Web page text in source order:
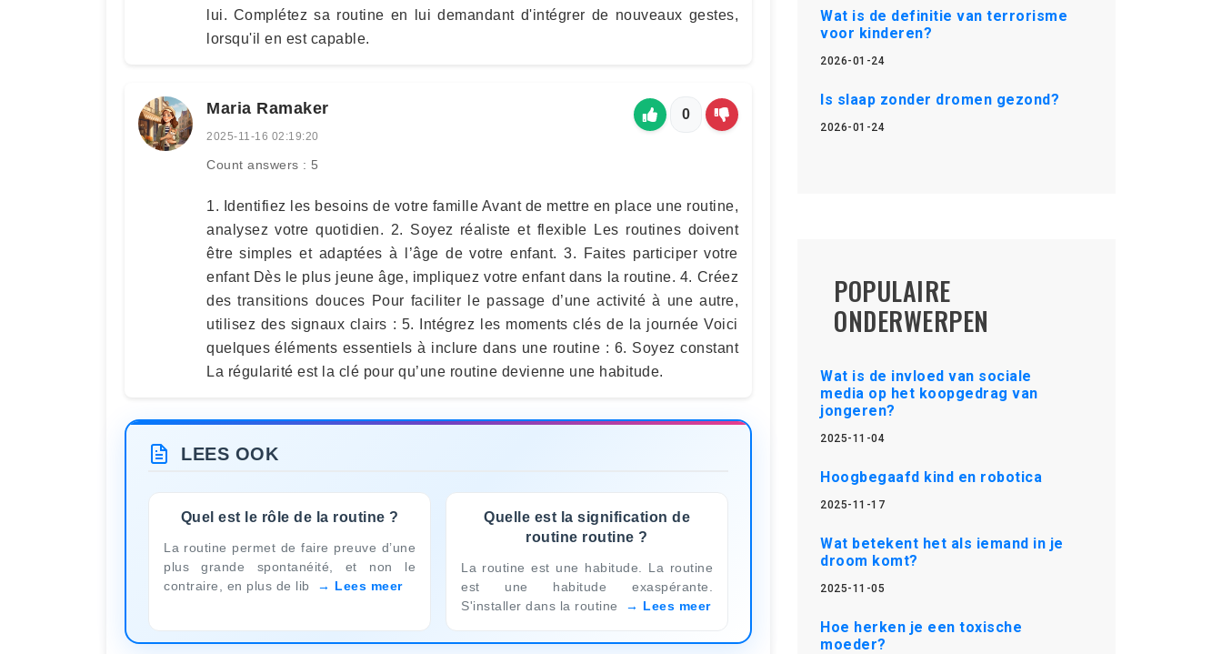
lui. Complétez sa routine en lui demandant d'intégrer de nouveaux gestes,
lorsqu'il en est capable.
Maria Ramaker
2025-11-16 02:19:20
Count answers : 5
0
1. Identifiez les besoins de votre famille Avant de mettre en place une routine,
analysez votre quotidien. 2. Soyez réaliste et flexible Les routines doivent
être simples et adaptées à l’âge de votre enfant. 3. Faites participer votre
enfant Dès le plus jeune âge, impliquez votre enfant dans la routine. 4. Créez
des transitions douces Pour faciliter le passage d’une activité à une autre,
utilisez des signaux clairs : 5. Intégrez les moments clés de la journée Voici
quelques éléments essentiels à inclure dans une routine : 6. Soyez constant
La régularité est la clé pour qu’une routine devienne une habitude.
LEES OOK
Quel est le rôle de la routine ?
La routine permet de faire preuve d’une
plus grande spontanéité, et non le
contraire, en plus de lib
Lees meer
Quelle est la signification de
routine routine ?
La routine est une habitude. La routine
est une habitude exaspérante.
S'installer dans la routine
Lees meer
Wat is de definitie van terrorisme
voor kinderen?
2026-01-24
Is slaap zonder dromen gezond?
2026-01-24
POPULAIRE
ONDERWERPEN
Wat is de invloed van sociale
media op het koopgedrag van
jongeren?
2025-11-04
Hoogbegaafd kind en robotica
2025-11-17
Wat betekent het als iemand in je
droom komt?
2025-11-05
Hoe herken je een toxische
moeder?